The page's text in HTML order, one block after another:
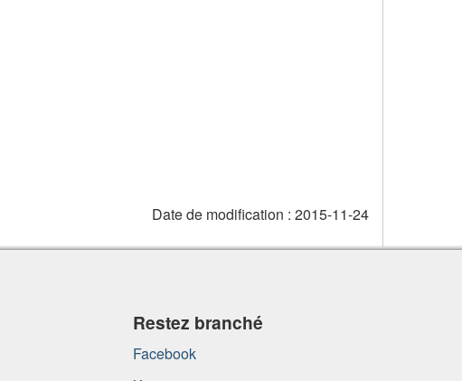
Date de modification : 2015-11-24
Restez branché
Facebook